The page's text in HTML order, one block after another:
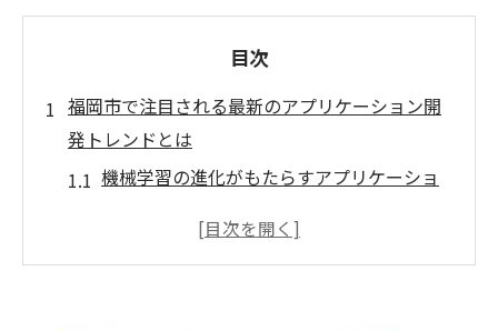
目次
福岡市で注目される最新のアプリケーション開
発トレンドとは
機械学習の進化がもたらすアプリケーショ
福岡市におけるIoT技術の急速な発展